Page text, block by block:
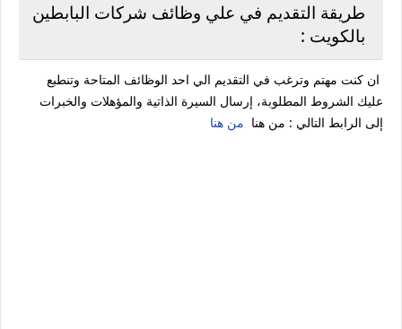
طريقة التقديم في علي وظائف شركات البابطين
بالكويت :
ان كنت مهتم وترغب في التقديم الي احد الوظائف المتاحة وتنطبع
عليك الشروط المطلوبة، إرسال السيرة الذاتية والمؤهلات والخبرات
إلى الرابط التالي : من هنا من هنا